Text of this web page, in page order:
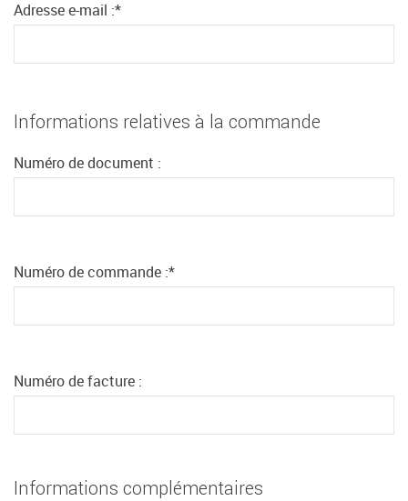
Adresse e-mail :*
Informations relatives à la commande
Numéro de document :
Numéro de commande :*
Numéro de facture :
Informations complémentaires